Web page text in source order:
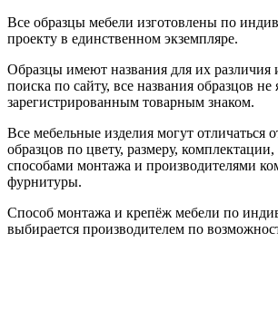
Все образцы мебели изготовлены по
проекту в единственном экземпляре.
Образцы имеют названия для их различия
поиска по сайту, все названия образцов не
зарегистрированным товарным знаком.
Все мебельные изделия могут отличаться
образцов по цвету, размеру,
способами монтажа и производителями
фурнитуры.
Способ монтажа и крепёж мебели по
выбирается производителем по